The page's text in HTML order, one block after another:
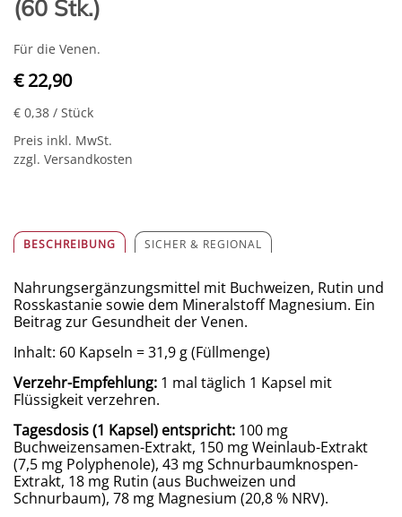
(60 Stk.)
Für die Venen.
€ 22,90
€ 0,38 / Stück
Preis inkl. MwSt.
zzgl. Versandkosten
BESCHREIBUNG SICHER & REGIONAL
Nahrungsergänzungsmittel mit Buchweizen, Rutin und
Rosskastanie sowie dem Mineralstoff Magnesium. Ein
Beitrag zur Gesundheit der Venen.
Inhalt: 60 Kapseln = 31,9 g (Füllmenge)
Verzehr-Empfehlung: 1 mal täglich 1 Kapsel mit
Flüssigkeit verzehren.
Tagesdosis (1 Kapsel) entspricht: 100 mg
Buchweizensamen-Extrakt, 150 mg Weinlaub-Extrakt
(7,5 mg Polyphenole), 43 mg Schnurbaumknospen-
Extrakt, 18 mg Rutin (aus Buchweizen und
Schnurbaum), 78 mg Magnesium (20,8 % NRV).